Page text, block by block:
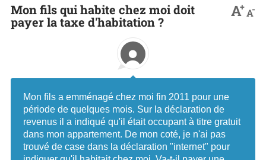
Mon fils qui habite chez moi doit
payer la taxe d'habitation ?
A+A-
Mon fils a emménagé chez moi fin 2011 pour une
période de quelques mois. Sur la déclaration de
revenus il a indiqué qu'il était occupant à titre gratuit
dans mon appartement. De mon coté, je n'ai pas
trouvé de case dans la déclaration "internet" pour